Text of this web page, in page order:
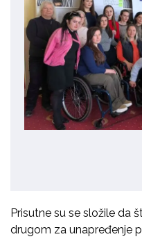
Prisutne su se složile da
drugom za unapređenje